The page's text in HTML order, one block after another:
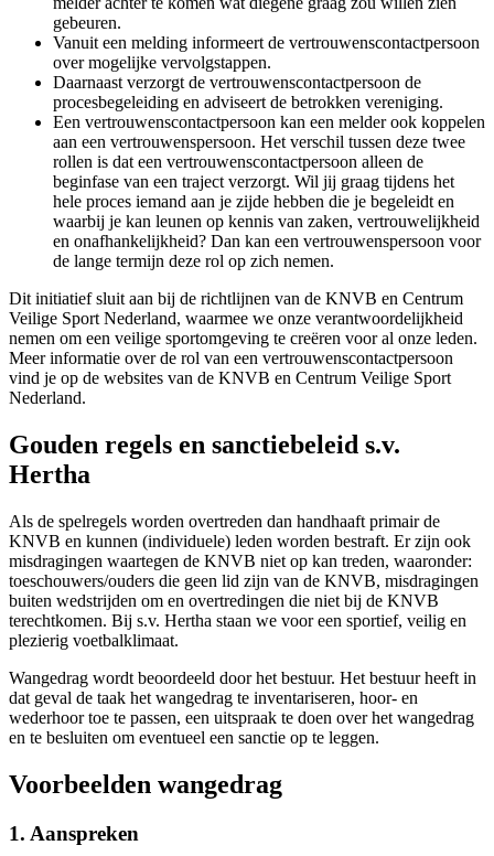
gebeuren.
Vanuit een melding informeert de vertrouwenscontactpersoon
over mogelijke vervolgstappen.
Daarnaast verzorgt de vertrouwenscontactpersoon de
procesbegeleiding en adviseert de betrokken vereniging.
Een vertrouwenscontactpersoon kan een melder ook koppelen
aan een vertrouwenspersoon. Het verschil tussen deze twee
rollen is dat een vertrouwenscontactpersoon alleen de
beginfase van een traject verzorgt. Wil jij graag tijdens het
hele proces iemand aan je zijde hebben die je begeleidt en
waarbij je kan leunen op kennis van zaken, vertrouwelijkheid
en onafhankelijkheid? Dan kan een vertrouwenspersoon voor
de lange termijn deze rol op zich nemen.
Dit initiatief sluit aan bij de richtlijnen van de KNVB en Centrum
Veilige Sport Nederland, waarmee we onze verantwoordelijkheid
nemen om een veilige sportomgeving te creëren voor al onze leden.
Meer informatie over de rol van een vertrouwenscontactpersoon
vind je op de websites van de KNVB en Centrum Veilige Sport
Nederland.
Gouden regels en sanctiebeleid s.v.
Hertha
Als de spelregels worden overtreden dan handhaaft primair de
KNVB en kunnen (individuele) leden worden bestraft. Er zijn ook
misdragingen waartegen de KNVB niet op kan treden, waaronder:
toeschouwers/ouders die geen lid zijn van de KNVB, misdragingen
buiten wedstrijden om en overtredingen die niet bij de KNVB
terechtkomen. Bij s.v. Hertha staan we voor een sportief, veilig en
plezierig voetbalklimaat.
Wangedrag wordt beoordeeld door het bestuur. Het bestuur heeft in
dat geval de taak het wangedrag te inventariseren, hoor- en
wederhoor toe te passen, een uitspraak te doen over het wangedrag
en te besluiten om eventueel een sanctie op te leggen.
Voorbeelden wangedrag
1. Aanspreken